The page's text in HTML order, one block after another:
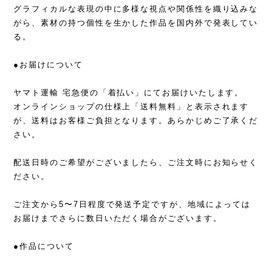
グラフィカルな表現の中に多様な視点や関係性を織り込みな
がら、素材の持つ個性を生かした作品を国内外で発表してい
る。
●お届けについて
ヤマト運輸 宅急便の「着払い」にてお届けいたします。
オンラインショップの仕様上「送料無料」と表示されます
が、送料はお客様ご負担となります。あらかじめご了承くだ
さい。
配送日時のご希望がございましたら、ご注文時にお知らせく
ださい。
ご注文から5〜7日程度で発送予定ですが、地域によっては
お届けまでさらに数日いただく場合がございます。
●作品について